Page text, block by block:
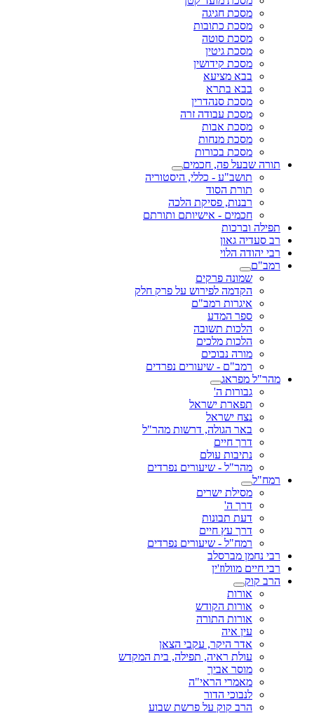
מסכת חגיגה
מסכת כתובות
מסכת סוטה
מסכת גיטין
מסכת קידושין
בבא מציעא
בבא בתרא
מסכת סנהדרין
מסכת עבודה זרה
מסכת אבות
מסכת מנחות
מסכת בכורות
תורה שבעל פה, חכמים
תושב"ע - כללי, היסטוריה
תורת הסוד
רבנות, פסיקת הלכה
חכמים - אישיותם ותורתם
תפילה וברכות
רב סעדיה גאון
רבי יהודה הלוי
רמב"ם
שמונה פרקים
הקדמה לפירוש על פרק חלק
איגרות רמב"ם
ספר המדע
הלכות תשובה
הלכות מלכים
מורה נבוכים
רמב"ם - שיעורים נפרדים
מהר"ל מפראג
גבורות ה'
תפארת ישראל
נצח ישראל
באר הגולה, דרשות מהר"ל
דרך חיים
נתיבות עולם
מהר"ל - שיעורים נפרדים
רמח"ל
מסילת ישרים
דרך ה'
דעת תבונות
דרך עץ חיים
רמח"ל - שיעורים נפרדים
רבי נחמן מברסלב
רבי חיים מוולוז'ין
הרב קוק
אורות
אורות הקודש
אורות התורה
עין איה
אדר היקר, עקבי הצאן
עולת ראיה, תפילה, בית המקדש
מוסר אביך
מאמרי הראי"ה
לנבוכי הדור
הרב קוק על פרשת שבוע